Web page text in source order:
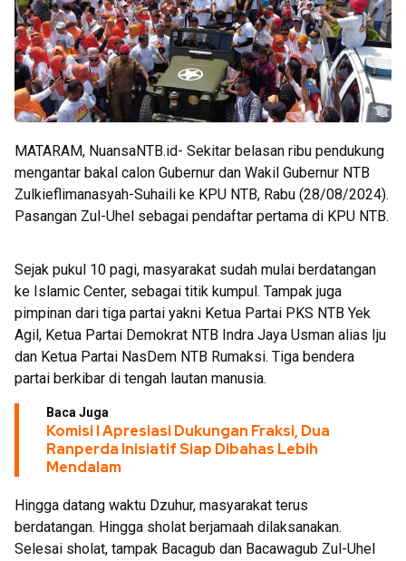
MATARAM, NuansaNTB.id- Sekitar belasan ribu pendukung
mengantar bakal calon Gubernur dan Wakil Gubernur NTB
Zulkieflimanasyah-Suhaili ke KPU NTB, Rabu (28/08/2024).
Pasangan Zul-Uhel sebagai pendaftar pertama di KPU NTB.
Sejak pukul 10 pagi, masyarakat sudah mulai berdatangan
ke Islamic Center, sebagai titik kumpul. Tampak juga
pimpinan dari tiga partai yakni Ketua Partai PKS NTB Yek
Agil, Ketua Partai Demokrat NTB Indra Jaya Usman alias Iju
dan Ketua Partai NasDem NTB Rumaksi. Tiga bendera
partai berkibar di tengah lautan manusia.
Baca Juga
Komisi I Apresiasi Dukungan Fraksi, Dua
Ranperda Inisiatif Siap Dibahas Lebih
Mendalam
Hingga datang waktu Dzuhur, masyarakat terus
berdatangan. Hingga sholat berjamaah dilaksanakan.
Selesai sholat, tampak Bacagub dan Bacawagub Zul-Uhel